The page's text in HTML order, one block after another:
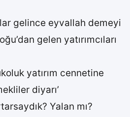
gelince eyvallah demeyi
gelen yatırımcıları
yatırım cennetine
diyarı’
Yalan mı?